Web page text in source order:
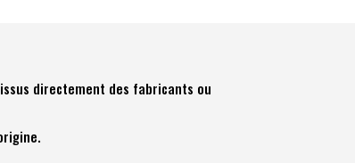
directement des fabricants ou